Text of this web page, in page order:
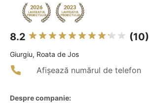
8.2 (10)
Giurgiu, Roata de Jos
Afișează numărul de telefon
Despre companie: